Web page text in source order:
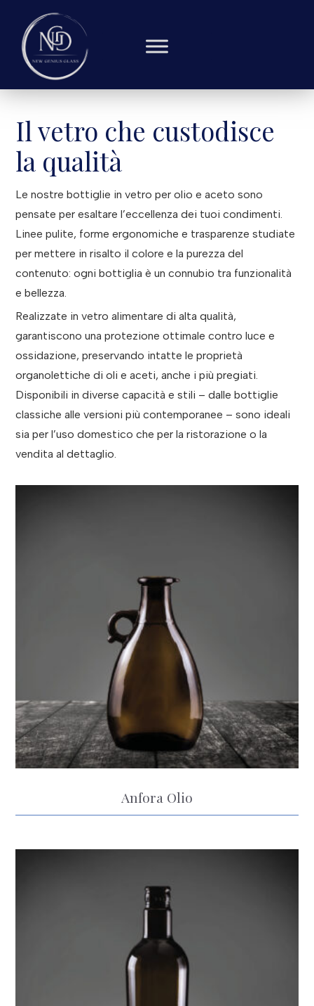
Il vetro che custodisce
la qualità
Le nostre bottiglie in vetro per olio e aceto sono
pensate per esaltare l’eccellenza dei tuoi condimenti.
Linee pulite, forme ergonomiche e trasparenze studiate
per mettere in risalto il colore e la purezza del
contenuto: ogni bottiglia è un connubio tra funzionalità
e bellezza.
Realizzate in vetro alimentare di alta qualità,
garantiscono una protezione ottimale contro luce e
ossidazione, preservando intatte le proprietà
organolettiche di oli e aceti, anche i più pregiati.
Disponibili in diverse capacità e stili – dalle bottiglie
classiche alle versioni più contemporanee – sono ideali
sia per l’uso domestico che per la ristorazione o la
vendita al dettaglio.
Anfora Olio